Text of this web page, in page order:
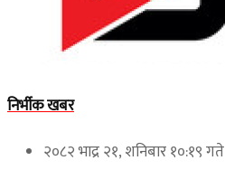
निर्भीक खबर
२०८२ भाद्र २१, शनिबार १०:१९ गते